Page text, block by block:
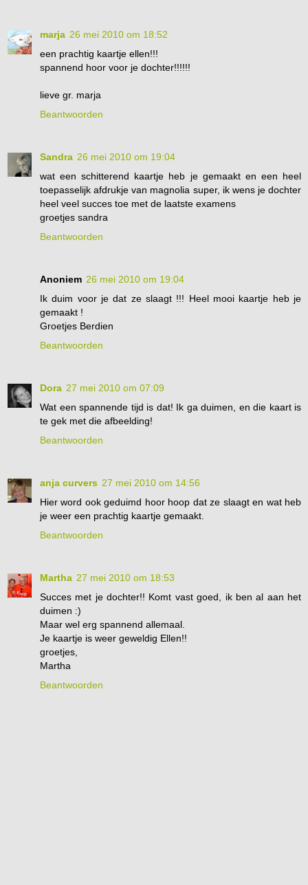
marja 26 mei 2010 om 18:52
een prachtig kaartje ellen!!!
spannend hoor voor je dochter!!!!!!
lieve gr. marja
Beantwoorden
Sandra 26 mei 2010 om 19:04
wat een schitterend kaartje heb je gemaakt en een heel
toepasselijk afdrukje van magnolia super, ik wens je dochter
heel veel succes toe met de laatste examens
groetjes sandra
Beantwoorden
Anoniem 26 mei 2010 om 19:04
Ik duim voor je dat ze slaagt !!! Heel mooi kaartje heb je
gemaakt !
Groetjes Berdien
Beantwoorden
Dora 27 mei 2010 om 07:09
Wat een spannende tijd is dat! Ik ga duimen, en die kaart is
te gek met die afbeelding!
Beantwoorden
anja curvers 27 mei 2010 om 14:56
Hier word ook geduimd hoor hoop dat ze slaagt en wat heb
je weer een prachtig kaartje gemaakt.
Beantwoorden
Martha 27 mei 2010 om 18:53
Succes met je dochter!! Komt vast goed, ik ben al aan het
duimen :)
Maar wel erg spannend allemaal.
Je kaartje is weer geweldig Ellen!!
groetjes,
Martha
Beantwoorden